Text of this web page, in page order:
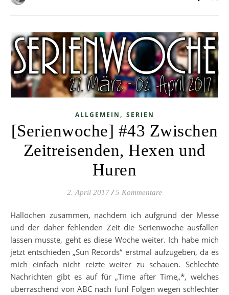
ALLGEMEIN , SERIEN
[Serienwoche] #43 Zwischen
Zeitreisenden, Hexen und
Huren
2. April 2017 / 5 Kommentare
Hallöchen zusammen, nachdem ich aufgrund der Messe
und der daher fehlenden Zeit die Serienwoche ausfallen
lassen musste, geht es diese Woche weiter. Ich habe mich
jetzt entschieden „Sun Records“ erstmal aufzugeben, da es
mich einfach nicht reizte weiter zu schauen. Schlechte
Nachrichten gibt es auf für „Time after Time„*, welches
überraschend von ABC nach fünf Folgen wegen schlechter